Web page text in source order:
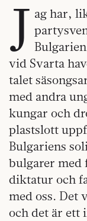
J ag har,
vid Svarta
talet
med andra
kungar och
plastslott
Bulgariens
bulgarer med
diktatur och
med oss. Det
och det är ett